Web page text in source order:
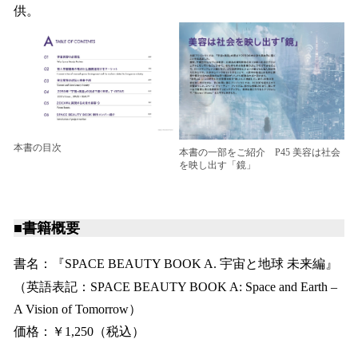
供。
本書の目次
本書の一部をご紹介 P45 美容は社会
を映し出す「鏡」
■書籍概要
書名：『SPACE BEAUTY BOOK A. 宇宙と地球 未来編』
（英語表記：SPACE BEAUTY BOOK A: Space and Earth –
A Vision of Tomorrow）
価格：￥1,250（税込）